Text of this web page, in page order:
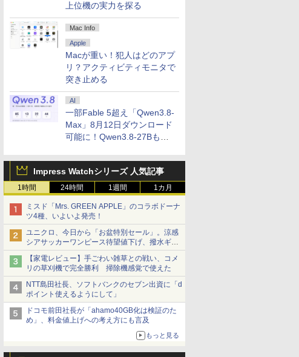
上位機の実力を探る
Mac Info
Apple
Macが重い！犯人はどのアプ
リ？アクティビティモニタで
突き止める
AI
一部Fable 5超え「Qwen3.8-
Max」8月12日ダウンロード
可能に！Qwen3.8-27Bも順
Impress Watchシリーズ 人気記事
1時間 24時間 1週間 1カ月
ミスド「Mrs. GREEN APPLE」のコラボドーナ
ツ4種、いよいよ発売！
ユニクロ、今日から「お盆特別セール」。涼感
シアサッカーワンピース待望値下げ、撥水ギア
ショーツは1990円に
【家電レビュー】手ごわい雑草との戦い、コメ
リの草刈機で完全勝利 掃除機感覚で使えた
NTT島田社長、ソフトバンクのセブン出資に「d
ポイント使えるようにして」
ドコモ前田社長が「ahamo40GB化は検証のた
め」、料金値上げへの考え方にも言及
もっと見る